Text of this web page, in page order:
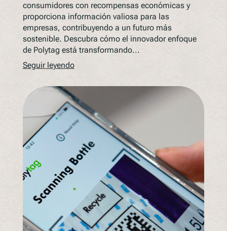
consumidores con recompensas económicas y
proporciona información valiosa para las
empresas, contribuyendo a un futuro más
sostenible. Descubra cómo el innovador enfoque
de Polytag está transformando...
Seguir leyendo